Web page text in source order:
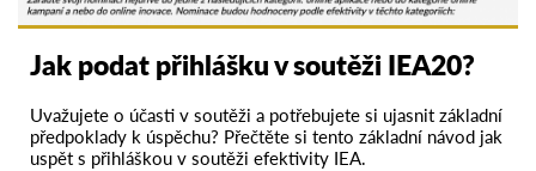
Jak podat přihlášku v soutěži IEA20?
Uvažujete o účasti v soutěži a potřebujete si ujasnit základní
předpoklady k úspěchu? Přečtěte si tento základní návod jak
uspět s přihláškou v soutěži efektivity IEA.